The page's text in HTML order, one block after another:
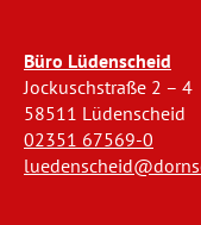
Büro Lüdenscheid
Jockuschstraße 2 – 4
58511 Lüdenscheid
02351 67569-0